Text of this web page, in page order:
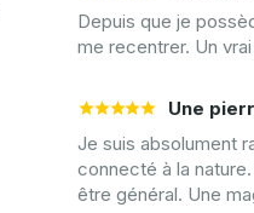
Depuis que je
me recentrer. Un
Une
Je suis absolument
connecté à la
être général. Une